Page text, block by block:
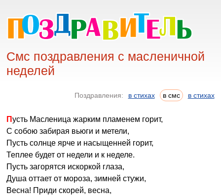
Смс поздравления с масленичной
неделей
Поздравления: в стихах в смс в стихах
Пусть Масленица жарким пламенем горит,
С собою забирая вьюги и метели,
Пусть солнце ярче и насыщенней горит,
Теплее будет от недели и к неделе.
Пусть загорятся искоркой глаза,
Душа оттает от мороза, зимней стужи,
Весна! Приди скорей, весна,